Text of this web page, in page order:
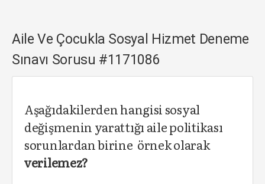
Aile Ve Çocukla Sosyal Hizmet Deneme
Sınavı Sorusu #1171086
Aşağıdakilerden hangisi sosyal
değişmenin yarattığı aile politikası
sorunlardan birine örnek olarak
verilemez?